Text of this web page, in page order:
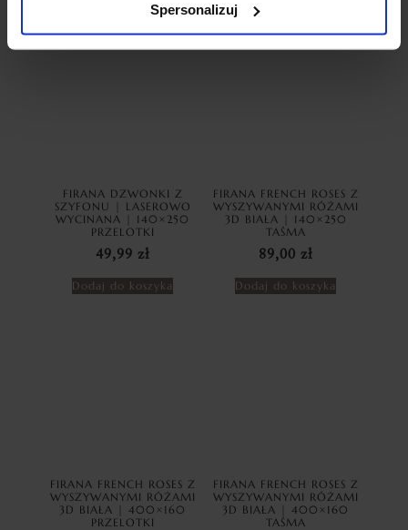
Spersonalizuj
FIRANA DZWONKI Z
SZYFONU | LASEROWO
WYCINANA | 140×250
PRZELOTKI
49,99 zł
Dodaj do koszyka
FIRANA FRENCH ROSES Z
WYSZYWANYMI RÓŻAMI
3D BIAŁA | 140×250
TAŚMA
89,00 zł
Dodaj do koszyka
FIRANA FRENCH ROSES Z
WYSZYWANYMI RÓŻAMI
3D BIAŁA | 400×160
PRZELOTKI
FIRANA FRENCH ROSES Z
WYSZYWANYMI RÓŻAMI
3D BIAŁA | 400×160
TAŚMA